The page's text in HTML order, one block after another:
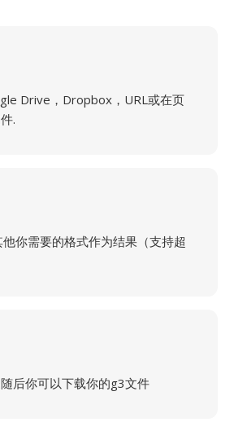
Drive，Dropbox，URL或在页
.
你需要的格式作为结果（支持超
后你可以下载你的g3文件